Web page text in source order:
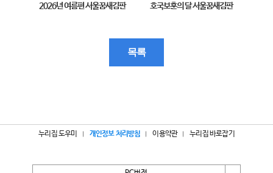
2026년 여름편 서울꿈새김판 호국보훈의 달 서울꿈새김판
목록
누리집 도우미 개인정보 처리방침 이용약관 누리집 바로잡기